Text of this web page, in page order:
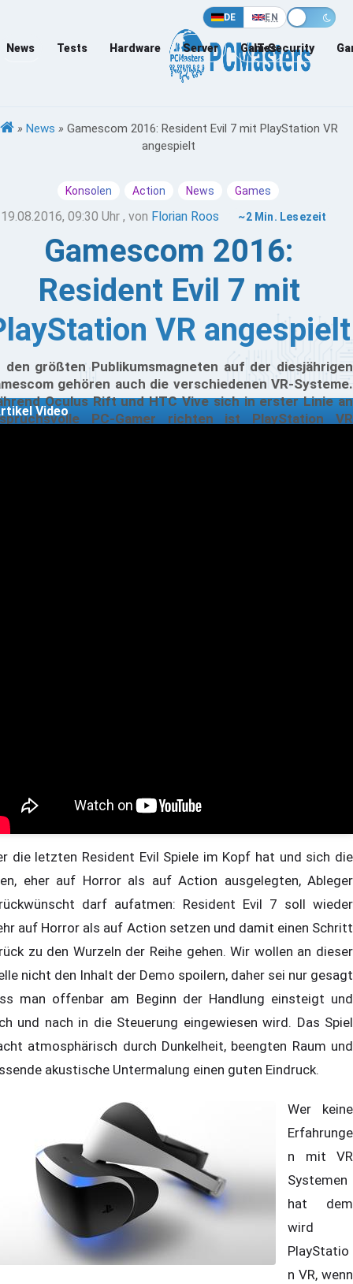
DE EN
News Tests Hardware Server Games
IT-Security
» News » Gamescom 2016: Resident Evil 7 mit PlayStation VR
angespielt
Konsolen Action News Games
19.08.2016, 09:30 Uhr , von Florian Roos ~2 Min. Lesezeit
Gamescom 2016:
Resident Evil 7 mit
VR angespielt
den größten Publikumsmagneten auf der diesjährigen
gehören auch die verschiedenen VR-Systeme.
Oculus Rift und HTC Vive sich in erster Linie an
PC-Gamer richten ist PlayStation VR
Video
die letzten Resident Evil Spiele im Kopf hat und sich die
eher auf Horror als auf Action ausgelegten, Ableger
darf aufatmen: Resident Evil 7 soll wieder
auf Horror als auf Action setzen und damit einen Schritt
zu den Wurzeln der Reihe gehen. Wir wollen an dieser
nicht den Inhalt der Demo spoilern, daher sei nur gesagt
man offenbar am Beginn der Handlung einsteigt und
und nach in die Steuerung eingewiesen wird. Das Spiel
atmosphärisch durch Dunkelheit, beengten Raum und
akustische Untermalung einen guten Eindruck.
Wer keine
Erfahrunge
n mit VR
Systemen
hat dem
wird
PlayStatio
n VR, wenn